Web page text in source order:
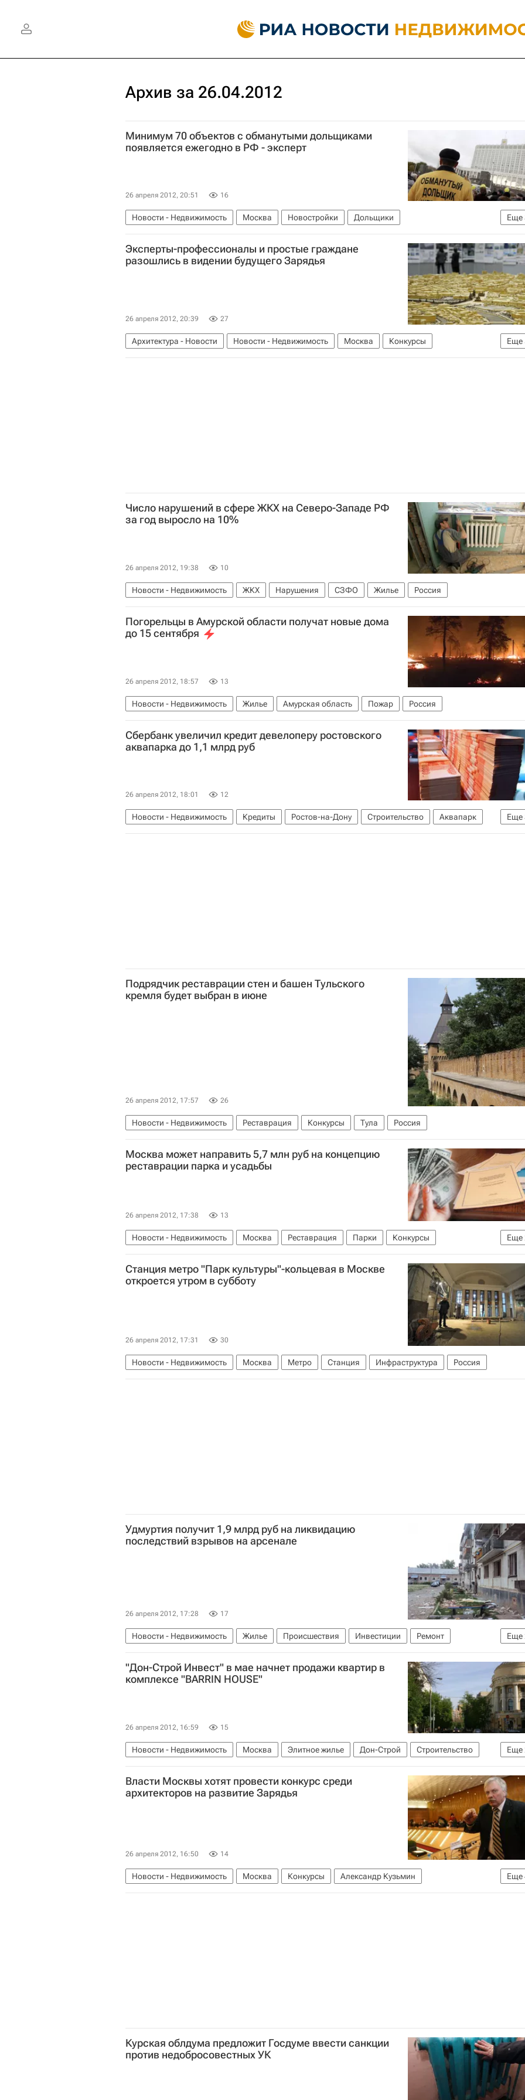
Архив за 26.04.2012
Минимум 70 объектов с обманутыми дольщиками
появляется ежегодно в РФ - эксперт
26 апреля 2012, 20:51 16
Еще
Новости - Недвижимость Москва Новостройки
Дольщики
Обманутые дольщики в России
Жилье Россия
Эксперты-профессионалы и простые граждане
разошлись в видении будущего Зарядья
26 апреля 2012, 20:39 27
Еще
Архитектура - Новости Новости - Недвижимость Москва
Конкурсы
Александр Кузьмин
Проект
Судьба площадки на месте гостиницы "Россия"
Число нарушений в сфере ЖКХ на Северо-Западе РФ
за год выросло на 10%
26 апреля 2012, 19:38 10
Новости - Недвижимость ЖКХ Нарушения СЗФО Жилье Россия
Погорельцы в Амурской области получат новые дома
до 15 сентября
26 апреля 2012, 18:57 13
Новости - Недвижимость Жилье Амурская область Пожар Россия
Сбербанк увеличил кредит девелоперу ростовского
аквапарка до 1,1 млрд руб
26 апреля 2012, 18:01 12
Еще
Новости - Недвижимость Кредиты Ростов-на-Дону Строительство
Аквапарк
Коммерческая недвижимость
Сбербанк России Россия
Подрядчик реставрации стен и башен Тульского
кремля будет выбран в июне
26 апреля 2012, 17:57 26
Новости - Недвижимость Реставрация Конкурсы Тула Россия
Москва может направить 5,7 млн руб на концепцию
реставрации парка и усадьбы
26 апреля 2012, 17:38 13
Еще
Новости - Недвижимость Москва Реставрация Парки
Конкурсы
Москомархитектура
Россия
Станция метро "Парк культуры"-кольцевая в Москве
откроется утром в субботу
26 апреля 2012, 17:31 30
Новости - Недвижимость Москва Метро Станция Инфраструктура Россия
Удмуртия получит 1,9 млрд руб на ликвидацию
последствий взрывов на арсенале
26 апреля 2012, 17:28 17
Еще
Новости - Недвижимость Жилье Происшествия Инвестиции
Ремонт
Удмуртская Республика (Удмуртия)
Россия
"Дон-Строй Инвест" в мае начнет продажи квартир в
комплексе "BARRIN HOUSE"
26 апреля 2012, 16:59 15
Еще
Новости - Недвижимость Москва Элитное жилье Дон-Строй
Строительство
Жилье
Россия
Власти Москвы хотят провести конкурс среди
архитекторов на развитие Зарядья
26 апреля 2012, 16:50 14
Еще
Новости - Недвижимость Москва Конкурсы
Александр Кузьмин
Судьба площадки на месте гостиницы "Россия"
Развитие Зарядье Россия
Курская облдума предложит Госдуме ввести санкции
против недобросовестных УК